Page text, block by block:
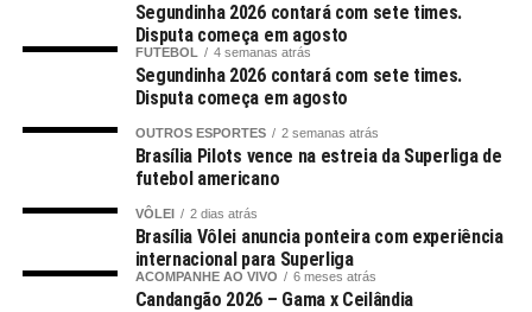
Segundinha 2026 contará com sete times.
Disputa começa em agosto
FUTEBOL 4 semanas atrás
Segundinha 2026 contará com sete times.
Disputa começa em agosto
OUTROS ESPORTES 2 semanas atrás
Brasília Pilots vence na estreia da Superliga de
futebol americano
VÔLEI 2 dias atrás
Brasília Vôlei anuncia ponteira com experiência
internacional para Superliga
ACOMPANHE AO VIVO 6 meses atrás
Candangão 2026 – Gama x Ceilândia